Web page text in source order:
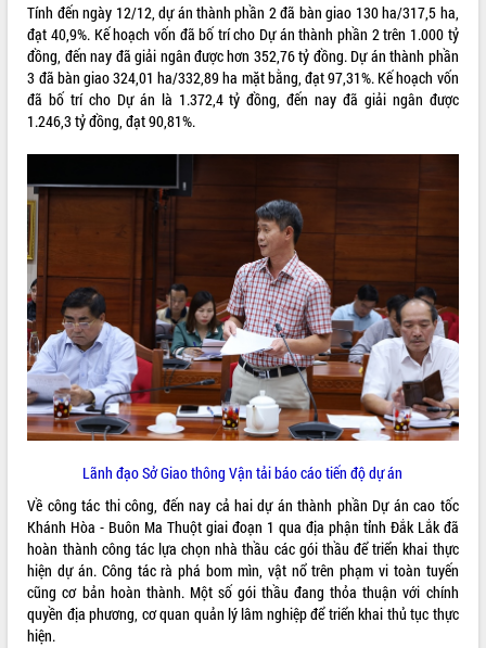
Hội nghị UBND tỉnh Đắk Lắk thường kỳ
tháng 7/2026
Lễ truy tặng danh hiệu “Bà Mẹ Việt
Nam Anh hùng” và trao Huân chương
vụ 6 tháng cuối năm 2026
Kỳ họp thứ Hai, Hội đồng nhân dân
tỉnh khóa XI quyết nghị nhiều nội dung
quan trọng
Bí thư Tỉnh ủy Lương Nguyễn Minh
Triết thăm, tặng quà người có công với
cách mạng
Rà soát, hoàn thiện hệ thống thiết chế
văn hóa, thể thao đáp ứng yêu cầu
phát triển mới
Thường trực HĐND tỉnh Đắk Lắk gặp
mặt Đoàn chuyên gia y tế TP. Hồ Chí
Lễ truy điệu và an táng hài cốt liệt sĩ
tại Nghĩa trang Liệt sĩ xã Sơn Hòa
Bàn giải pháp tháo gỡ khó khăn trong
xuất khẩu sầu riêng và triển khai quy
định EUDR
Thứ trưởng Bộ Nông nghiệp và Môi
trường Nguyễn Hoàng Hiệp khảo sát
ALBUM ẢNH
LIÊN KẾT WEB
THỐNG KÊ TRUY CẬP
Hôm nay: 13347
Tất cả: 66026087
Tính đến ngày 12/12, dự án thành phần 2 đã bàn giao 130 ha/317,5 ha,
đạt 40,9%. Kế hoạch vốn đã bố trí cho Dự án thành phần 2 trên 1.000 tỷ
đồng, đến nay đã giải ngân được hơn 352,76 tỷ đồng. Dự án thành phần
3 đã bàn giao 324,01 ha/332,89 ha mặt bằng, đạt 97,31%. Kế hoạch vốn
đã bố trí cho Dự án là 1.372,4 tỷ đồng, đến nay đã giải ngân được
1.246,3 tỷ đồng, đạt 90,81%.
Lãnh đạo Sở Giao thông Vận tải báo cáo tiến độ dự án
Về công tác thi công, đến nay cả hai dự án thành phần Dự án cao tốc
Khánh Hòa - Buôn Ma Thuột giai đoạn 1 qua địa phận tỉnh Đắk Lắk đã
hoàn thành công tác lựa chọn nhà thầu các gói thầu để triển khai thực
hiện dự án. Công tác rà phá bom mìn, vật nổ trên phạm vi toàn tuyến
cũng cơ bản hoàn thành. Một số gói thầu đang thỏa thuận với chính
quyền địa phương, cơ quan quản lý lâm nghiệp để triển khai thủ tục thực
hiện.